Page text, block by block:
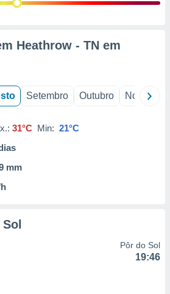
Heathrow - TN em
Setembro Outubro Novembro
31°C Min: 21°C
mm
Pôr do Sol
19:46